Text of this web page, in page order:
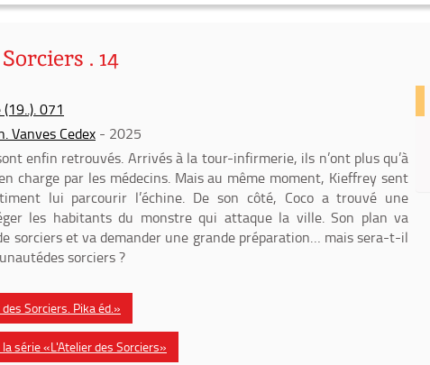
. 14
071
Vanves Cedex - 2025
enfin retrouvés. Arrivés à la tour-infirmerie, ils n’ont plus qu’à
charge par les médecins. Mais au même moment, Kieffrey sent
lui parcourir l’échine. De son côté, Coco a trouvé une
les habitants du monstre qui attaque la ville. Son plan va
sorciers et va demander une grande préparation… mais sera-t-il
sorciers ?
Sorciers. Pika éd.»
série «L'Atelier des Sorciers»